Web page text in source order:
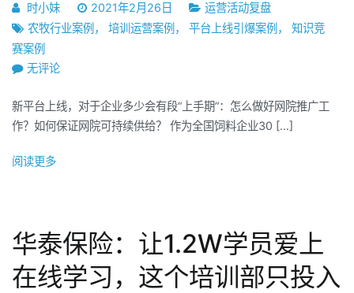
业
都
奇
招？
时小妹 2021年2月26日
运营活动复盘
农牧行业案例 ， 培训运营案例 ， 平台上线引爆案例 ， 知识竞
赛案例
柯
牧
业：
院
期
营
无评论
新平台上线，对于企业多少会有段“上手期”：怎么做好网院推广工
作？如何保证网院可持续供给？ 作为全国饲料企业30 […]
阅读更多
华泰保险：让1.2W学员爱上
在线学习，这个培训部只投入